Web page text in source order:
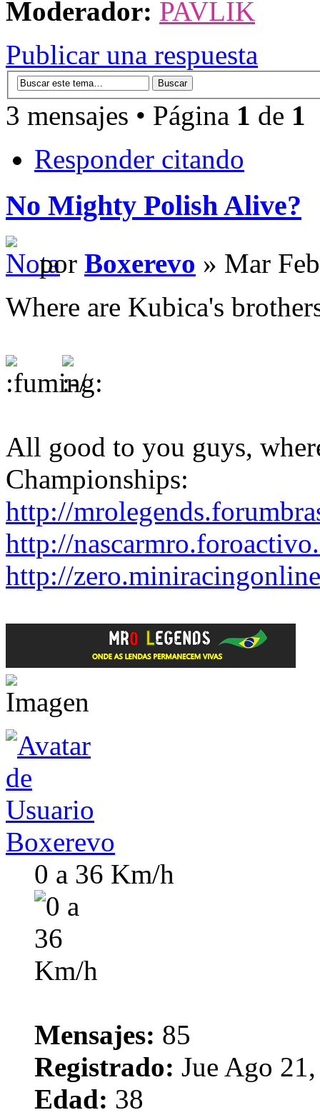
Moderador: PAVLIK
Publicar una respuesta
3 mensajes • Página 1 de 1
Responder citando
No Mighty Polish Alive?
por Boxerevo » Mar
Where are Kubica's
All good to you guys,
Championships:
http://
http://
http://
Boxerevo
0 a 36 Km/h
Mensajes: 85
Registrado: Jue Ago
Edad: 38